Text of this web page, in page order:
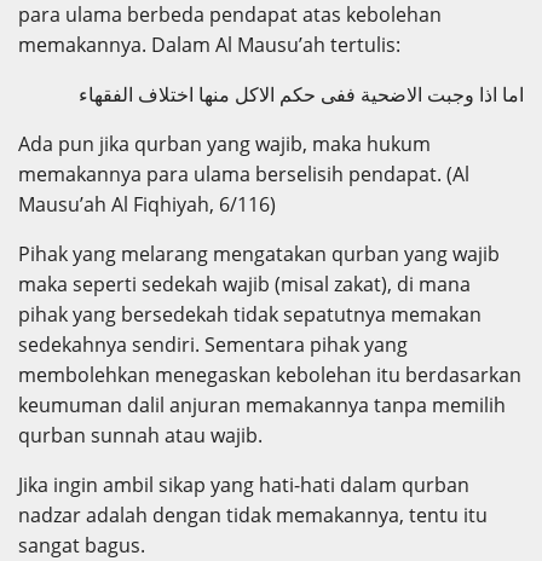
para ulama berbeda pendapat atas kebolehan
memakannya. Dalam Al Mausu’ah tertulis:
اما اذا وجبت الاضحية ففى حكم الاكل منها اختلاف الفقهاء
Ada pun jika qurban yang wajib, maka hukum
memakannya para ulama berselisih pendapat. (Al
Mausu’ah Al Fiqhiyah, 6/116)
Pihak yang melarang mengatakan qurban yang wajib
maka seperti sedekah wajib (misal zakat), di mana
pihak yang bersedekah tidak sepatutnya memakan
sedekahnya sendiri. Sementara pihak yang
membolehkan menegaskan kebolehan itu berdasarkan
keumuman dalil anjuran memakannya tanpa memilih
qurban sunnah atau wajib.
Jika ingin ambil sikap yang hati-hati dalam qurban
nadzar adalah dengan tidak memakannya, tentu itu
sangat bagus.